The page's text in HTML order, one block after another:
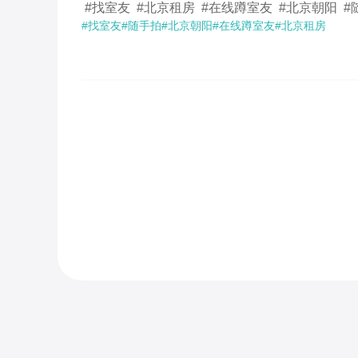
#找室友  #北京租房  #在线蹲室友  #北京朝阳  #
#找室友#随手拍#北京朝阳#在线蹲室友#北京租房